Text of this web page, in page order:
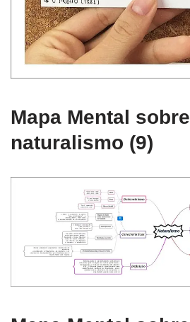
Mapa Mental sobre
naturalismo (9)